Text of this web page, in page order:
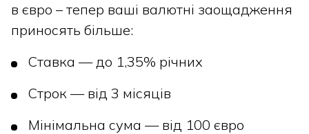
в євро – тепер ваші валютні заощадження
приносять більше:
Ставка — до 1,35% річних
Строк — від 3 місяців
Мінімальна сума — від 100 євро